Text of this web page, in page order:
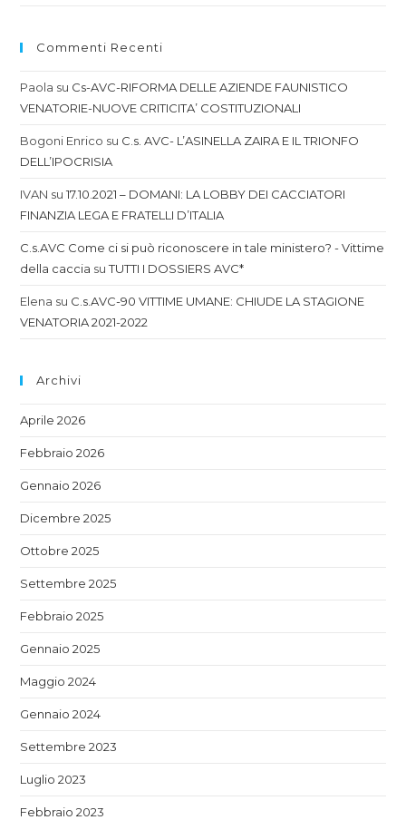
Commenti Recenti
Paola su Cs-AVC-RIFORMA DELLE AZIENDE FAUNISTICO
VENATORIE-NUOVE CRITICITA’ COSTITUZIONALI
Bogoni Enrico su C.s. AVC- L’ASINELLA ZAIRA E IL TRIONFO
DELL’IPOCRISIA
IVAN su17.10.2021 – DOMANI: LA LOBBY DEI CACCIATORI
FINANZIA LEGA E FRATELLI D’ITALIA
C.s.AVC Come ci si può riconoscere in tale ministero? - Vittime
della caccia suTUTTI I DOSSIERS AVC*
Elena su C.s.AVC-90 VITTIME UMANE: CHIUDE LA STAGIONE
VENATORIA 2021-2022
Archivi
Aprile 2026
Febbraio 2026
Gennaio 2026
Dicembre 2025
Ottobre 2025
Settembre 2025
Febbraio 2025
Gennaio 2025
Maggio 2024
Gennaio 2024
Settembre 2023
Luglio 2023
Febbraio 2023